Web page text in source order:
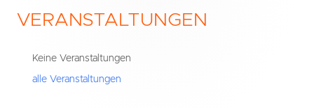
Haupt-
Seitenleiste
VERANSTALTUNGEN
Keine Veranstaltungen
alle Veranstaltungen